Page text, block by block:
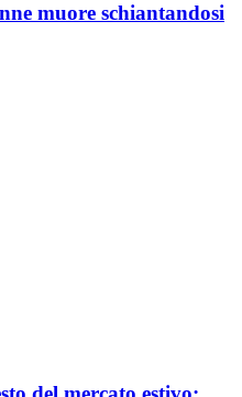
muore schiantandosi